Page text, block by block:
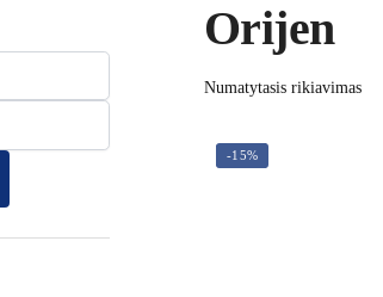
Orijen
-15%